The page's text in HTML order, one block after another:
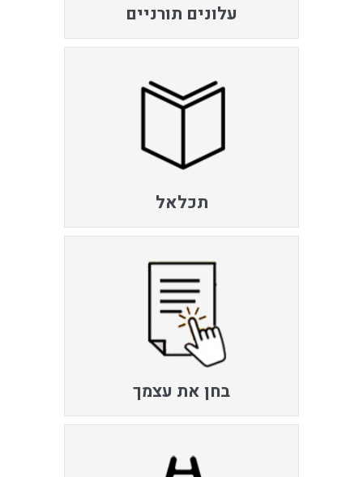
עלונים תורניים
תכלאל
בחן את עצמך